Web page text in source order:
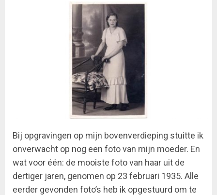
Bij opgravingen op mijn bovenverdieping stuitte ik
onverwacht op nog een foto van mijn moeder. En
wat voor één: de mooiste foto van haar uit de
dertiger jaren, genomen op 23 februari 1935. Alle
eerder gevonden foto’s heb ik opgestuurd om te